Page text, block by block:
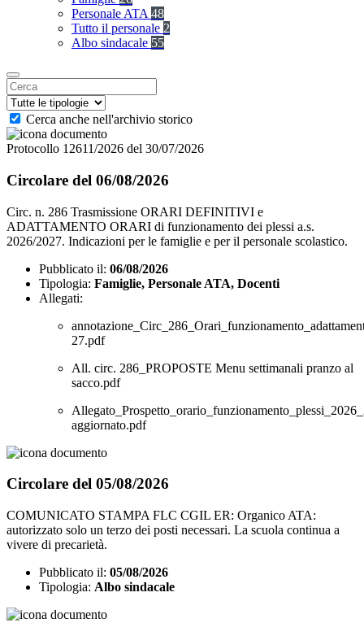
Personale ATA 48
Tutto il personale 2
Albo sindacale 55
Cerca anche nell'archivio storico
Protocollo 12611/2026 del 30/07/2026
Circolare del 06/08/2026
Circ. n. 286 Trasmissione ORARI DEFINITIVI e
ADATTAMENTO ORARI di funzionamento dei plessi a.s.
2026/2027. Indicazioni per le famiglie e per il personale scolastico.
Pubblicato il: 06/08/2026
Tipologia: Famiglie, Personale ATA, Docenti
Allegati:
27.pdf
All. circ. 286_PROPOSTE Menu settimanali pranzo al
sacco.pdf
aggiornato.pdf
Circolare del 05/08/2026
COMUNICATO STAMPA FLC CGIL ER: Organico ATA:
autorizzato solo un terzo dei posti necessari. La scuola continua a
vivere di precarietà.
Pubblicato il: 05/08/2026
Tipologia: Albo sindacale